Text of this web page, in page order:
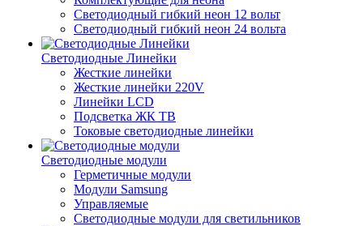
Светодиодный гибкий неон 12 вольт
Светодиодный гибкий неон 24 вольта
Светодиодные Линейки
Жесткие линейки
Жесткие линейки 220V
Линейки LCD
Подсветка ЖК ТВ
Токовые светодиодные линейки
Светодиодные модули
Герметичные модули
Модули Samsung
Управляемые
Светодиодные модули для светильников